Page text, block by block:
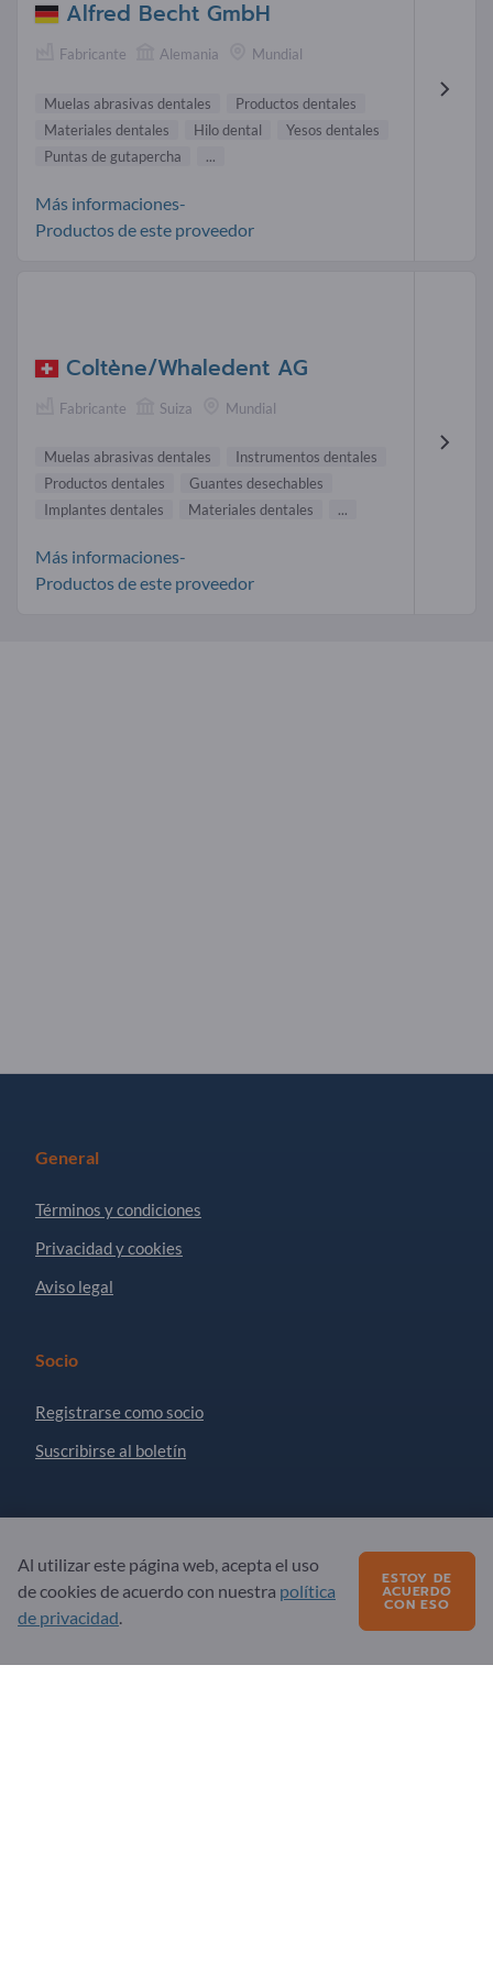
Alfred Becht GmbH
Fabricante Alemania Mundial
Muelas abrasivas dentales
Productos dentales
Materiales dentales
Hilo dental
Yesos dentales
Puntas de gutapercha
...
Más informaciones-
Productos de este proveedor
Coltène/Whaledent AG
Fabricante Suiza Mundial
Muelas abrasivas dentales
Instrumentos dentales
Productos dentales
Guantes desechables
Implantes dentales
Materiales dentales ...
Más informaciones-
Productos de este proveedor
General
Términos y condiciones
Privacidad y cookies
Aviso legal
Socio
Registrarse como socio
Suscribirse al boletín
¿Preguntas?
Preguntas frecuentes
Nuestra oferta de servicios
Al utilizar este página web, acepta el uso
de cookies de acuerdo con nuestra política
de privacidad.
ESTOY DE
ACUERDO
CON ESO